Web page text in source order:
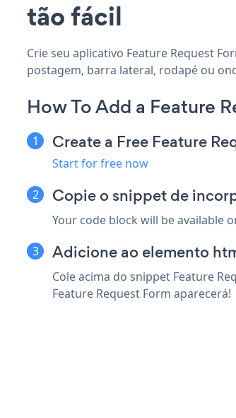
tão fácil
Crie seu aplicativo Feature Request
postagem, barra lateral, rodapé ou
How To Add a Feature
Create a Free Feature
Start for free now
Copie o snippet de
Your code block will be available
Adicione ao elemento
Cole acima do snippet Feature
Feature Request Form aparecerá!